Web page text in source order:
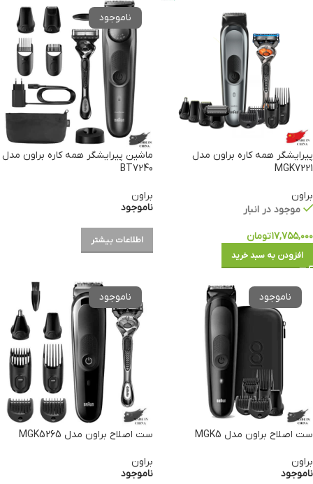
پیرایشگر همه کاره براون مدل
MGK7221
براون
موجود در انبار
۱۷,۷۵۵,۰۰۰تومان
افزودن به سبد خرید
ماشین پیرایشگر همه کاره براون مدل
BT7240
براون
ناموجود
اطلاعات بیشتر
ست اصلاح براون مدل MGK5
براون
ناموجود
ست اصلاح براون مدل MGK5265
براون
ناموجود